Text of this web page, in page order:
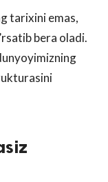
tarixini emas,
bera oladi.